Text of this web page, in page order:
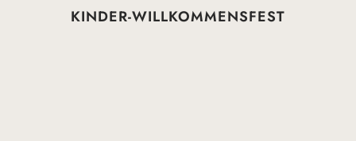
KINDER-WILLKOMMENSFEST